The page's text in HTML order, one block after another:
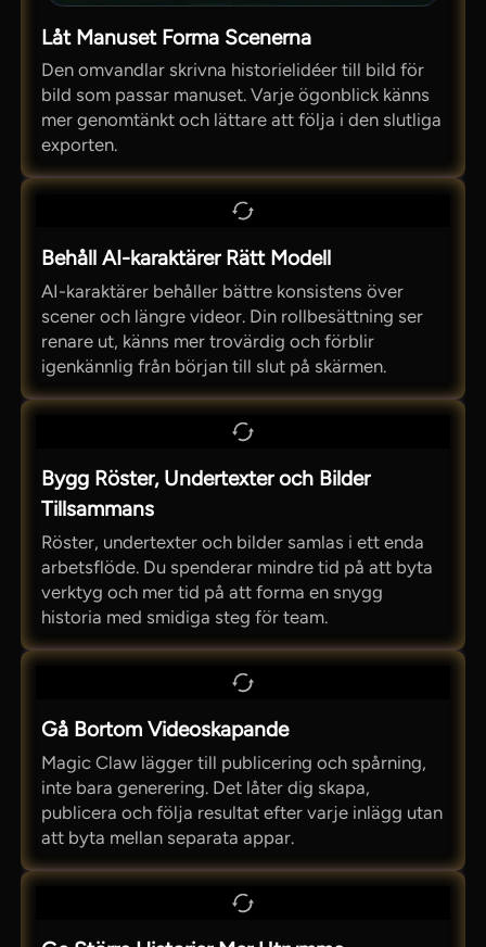
Låt Manuset Forma Scenerna
Den omvandlar skrivna historielidéer till bild för
bild som passar manuset. Varje ögonblick känns
mer genomtänkt och lättare att följa i den slutliga
exporten.
Behåll AI-karaktärer Rätt Modell
AI-karaktärer behåller bättre konsistens över
scener och längre videor. Din rollbesättning ser
renare ut, känns mer trovärdig och förblir
igenkännlig från början till slut på skärmen.
Bygg Röster, Undertexter och Bilder
Tillsammans
Röster, undertexter och bilder samlas i ett enda
arbetsflöde. Du spenderar mindre tid på att byta
verktyg och mer tid på att forma en snygg
historia med smidiga steg för team.
Gå Bortom Videoskapande
Magic Claw lägger till publicering och spårning,
inte bara generering. Det låter dig skapa,
publicera och följa resultat efter varje inlägg utan
att byta mellan separata appar.